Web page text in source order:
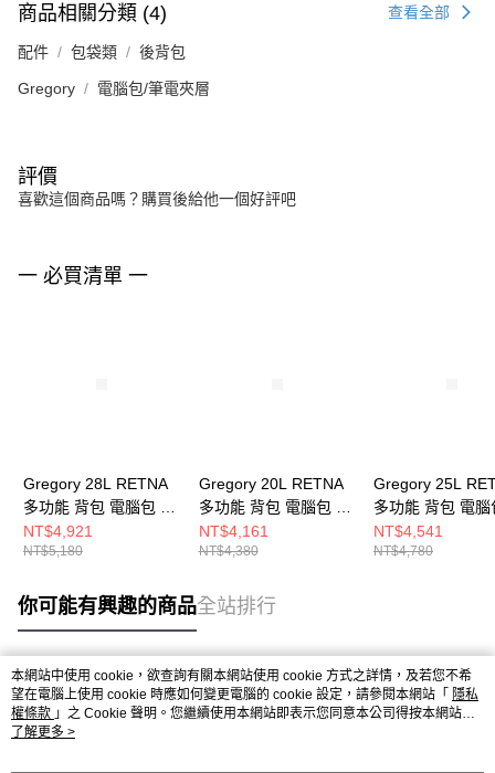
商品相關分類 (4) 查看全部
配件 包袋類 後背包
Gregory 電腦包/筆電夾層
評價
喜歡這個商品嗎？購買後給他一個好評吧
一 必買清單 一
Gregory 28L RETNA
多功能 背包 電腦包 瑪
瑙灰
NT$4,921
NT$5,180
Gregory 20L RETNA
多功能 背包 電腦包 瑪
瑙灰
NT$4,161
NT$4,380
Gregory 25L
多功能 背包 電腦
黑
NT$4,541
NT$4,780
你可能有興趣的商品全站排行
熱門標籤
本網站中使用 cookie，欲查詢有關本網站使用 cookie 方式之詳情，及若您不希
望在電腦上使用 cookie 時應如何變更電腦的 cookie 設定，請參閱本網站「 隱私
權條款 」之 Cookie 聲明。您繼續使用本網站即表示您同意本公司得按本網站使
用條款之 Cookie 聲明使用 cookie。
了解更多 >